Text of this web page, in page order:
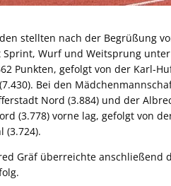
stellten nach der Begrüßung
Wurf und Weitsprung
Punkten, gefolgt von der Karl-
Bei den
Nord (3.884) und der
(3.778) vorne lag, gefolgt von
(3.724).
Gräf überreichte